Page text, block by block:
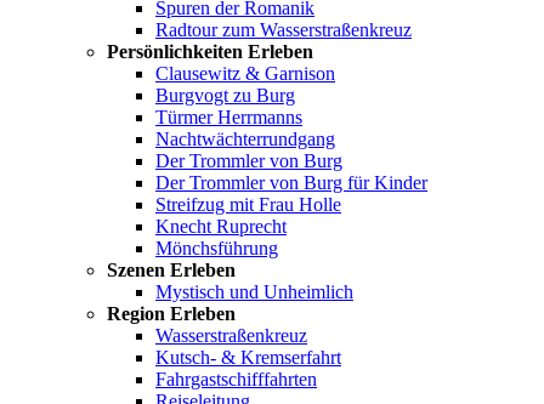
Spuren der Romanik
Radtour zum Wasserstraßenkreuz
Persönlichkeiten Erleben
Clausewitz & Garnison
Burgvogt zu Burg
Türmer Herrmanns
Nachtwächterrundgang
Der Trommler von Burg
Der Trommler von Burg für Kinder
Streifzug mit Frau Holle
Knecht Ruprecht
Mönchsführung
Szenen Erleben
Mystisch und Unheimlich
Region Erleben
Wasserstraßenkreuz
Kutsch- & Kremserfahrt
Fahrgastschifffahrten